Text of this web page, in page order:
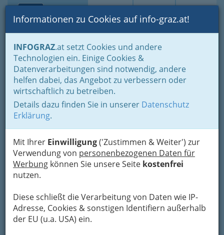
Suche Login Toggle
Informationen zu Cookies auf info-graz.at!
INFOGRAZ.at setzt Cookies und andere
Technologien ein. Einige Cookies &
Datenverarbeitungen sind notwendig, andere
helfen dabei, das Angebot zu verbessern oder
wirtschaftlich zu betreiben.
Details dazu finden Sie in unserer Datenschutz
Erklärung.
Mit Ihrer Einwilligung('Zustimmen & Weiter') zur
Verwendung von personenbezogenen Daten für
Werbung können Sie unsere Seite kostenfrei
nutzen.
Diese schließt die Verarbeitung von Daten wie IP-
Adresse, Cookies & sonstigen Identifiern außerhalb
der EU (u.a. USA) ein.
Home Branchen
Gewerbe, Handwerk, Banken
Information und Consulting
Technische Büros - Ingenieurbüros
Heinz Richard Kapper
Marburger Kai 47, 8010 Graz
+43 316 829 532
+43 664 543 0214
Karte
Adresse mit Google Maps anschauen